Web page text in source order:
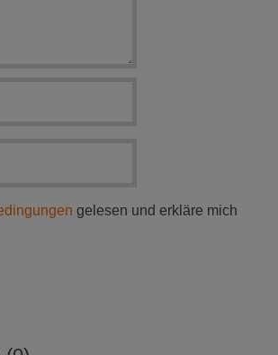
gelesen und erkläre mich